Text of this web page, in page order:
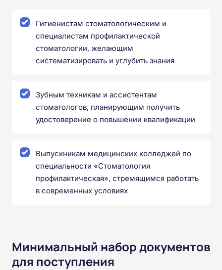
Гигиенистам стоматологическим и
специалистам профилактической
стоматологии, желающим
систематизировать и углубить знания
Зубным техникам и ассистентам
стоматологов, планирующим получить
удостоверение о повышении квалификации
Выпускникам медицинских колледжей по
специальности «Стоматология
профилактическая», стремящимся работать
в современных условиях
Минимальный набор документов
для поступления